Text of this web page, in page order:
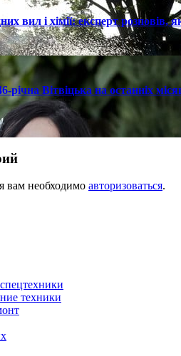
вил і хімії: експерт розповів,
Вітвіцька на останніх
вам необходимо авторизоваться.
техники